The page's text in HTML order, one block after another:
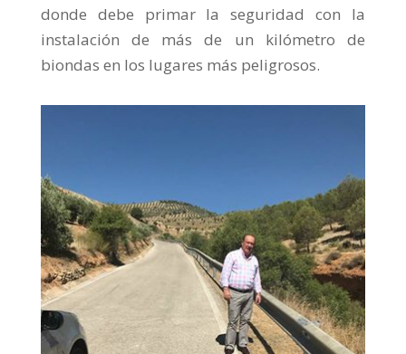
donde debe primar la seguridad con la
instalación de más de un kilómetro de
biondas en los lugares más peligrosos.